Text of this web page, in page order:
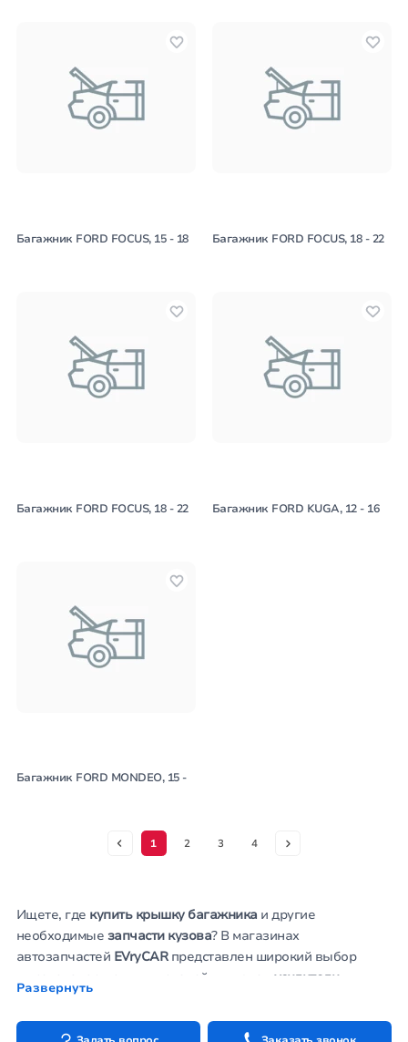
Багажник FORD FOCUS, 15 - 18 Багажник FORD FOCUS, 18 - 22
Багажник FORD FOCUS, 18 - 22 Багажник FORD KUGA, 12 - 16
Багажник FORD MONDEO, 15 -
1 2 3 4
Ищете, где купить крышку багажника и другие
необходимые запчасти кузова? В магазинах
автозапчастей EVryCARпредставлен широкий выбор
высококачественных деталей, включая усилители
бампера, амортизаторы крышки багажника,
подкрыльники, арки крылаи прочие элементы кузова,
Развернуть